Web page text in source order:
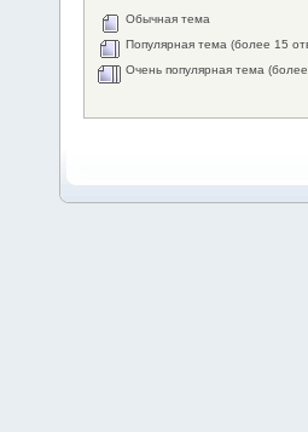
Обычная тема
Популярная тема (более 15
Очень популярная тема